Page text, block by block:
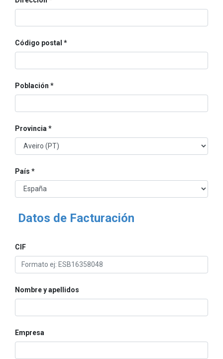
Código postal
Población
Provincia
País
Datos de Facturación
CIF
Nombre y apellidos
Empresa